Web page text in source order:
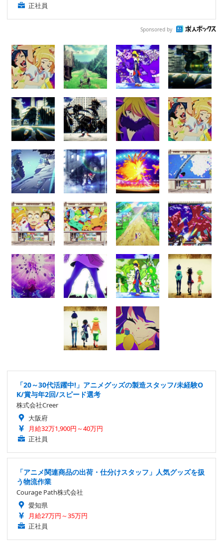
正社員
Sponsored by
「20～30代活躍中!」アニメグッズの製造スタッフ/未経験O
K/賞与年2回/スピード選考
株式会社Creer
大阪府
月給32万1,900円～40万円
正社員
「アニメ関連商品の出荷・仕分けスタッフ」人気グッズを扱
う物流作業
Courage Path株式会社
愛知県
月給27万円～35万円
正社員